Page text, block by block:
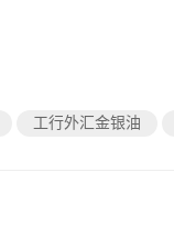
工行外汇金银油